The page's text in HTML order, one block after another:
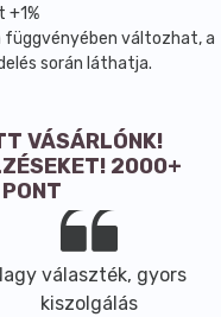
cink, a citrus
kivonat. A tabletta
L-aszkorbinsav,
karboxi-metil-
karbonát,
sója, talkum,
cink-oxid és
összetevő
nem helyettesíti a
és az egészséges
függvényében változhat, a
során láthatja.
VÁSÁRLÓNK!
2000+
választék, gyors
kiszolgálás